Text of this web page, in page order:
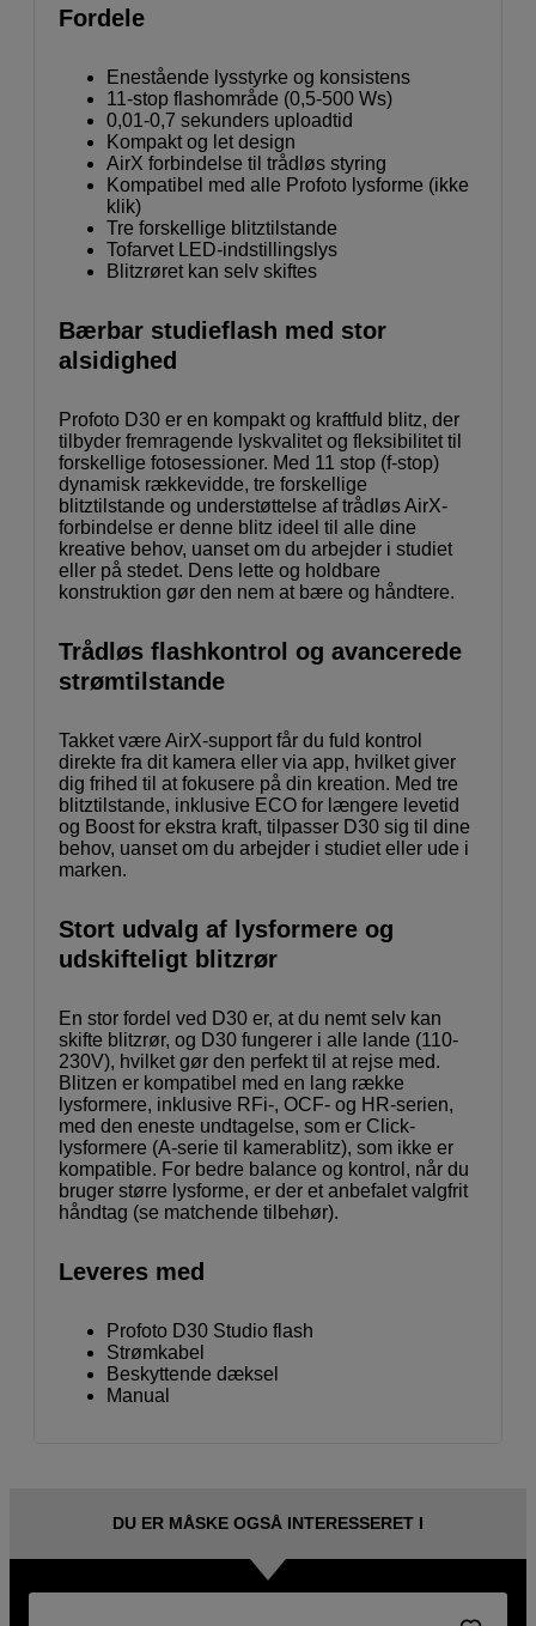
Fordele
Enestående lysstyrke og konsistens
11-stop flashområde (0,5-500 Ws)
0,01-0,7 sekunders uploadtid
Kompakt og let design
AirX forbindelse til trådløs styring
Kompatibel med alle Profoto lysforme (ikke
klik)
Tre forskellige blitztilstande
Tofarvet LED-indstillingslys
Blitzrøret kan selv skiftes
Bærbar studieflash med stor
alsidighed
Profoto D30 er en kompakt og kraftfuld blitz, der
tilbyder fremragende lyskvalitet og fleksibilitet til
forskellige fotosessioner. Med 11 stop (f-stop)
dynamisk rækkevidde, tre forskellige
blitztilstande og understøttelse af trådløs AirX-
forbindelse er denne blitz ideel til alle dine
kreative behov, uanset om du arbejder i studiet
eller på stedet. Dens lette og holdbare
konstruktion gør den nem at bære og håndtere.
Trådløs flashkontrol og avancerede
strømtilstande
Takket være AirX-support får du fuld kontrol
direkte fra dit kamera eller via app, hvilket giver
dig frihed til at fokusere på din kreation. Med tre
blitztilstande, inklusive ECO for længere levetid
og Boost for ekstra kraft, tilpasser D30 sig til dine
behov, uanset om du arbejder i studiet eller ude i
marken.
Stort udvalg af lysformere og
udskifteligt blitzrør
En stor fordel ved D30 er, at du nemt selv kan
skifte blitzrør, og D30 fungerer i alle lande (110-
230V), hvilket gør den perfekt til at rejse med.
Blitzen er kompatibel med en lang række
lysformere, inklusive RFi-, OCF- og HR-serien,
med den eneste undtagelse, som er Click-
lysformere (A-serie til kamerablitz), som ikke er
kompatible. For bedre balance og kontrol, når du
bruger større lysforme, er der et anbefalet valgfrit
håndtag (se matchende tilbehør).
Leveres med
Profoto D30 Studio flash
Strømkabel
Beskyttende dæksel
Manual
DU ER MÅSKE OGSÅ INTERESSERET I